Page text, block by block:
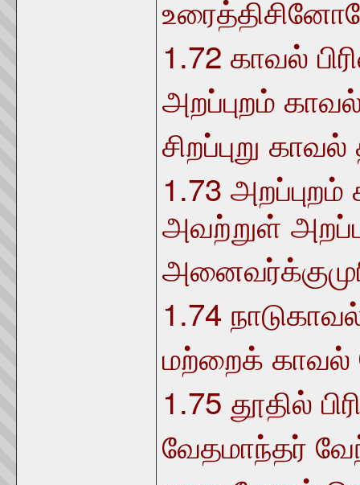
1.72 காவல்
அறப்புறம்
சிறப்புறு
1.73
அவற்றுள்
1.74
மற்றைக் காவல்
1.75 தூதில்
வேதமாந்தர்